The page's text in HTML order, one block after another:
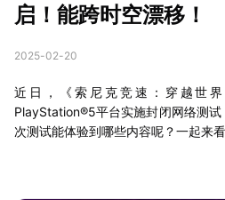
启！能跨时空漂移！
2025-02-20
近日，《索尼克竞速：穿越世
PlayStation®5平台实施封闭网络测
次测试能体验到哪些内容呢？一起来看